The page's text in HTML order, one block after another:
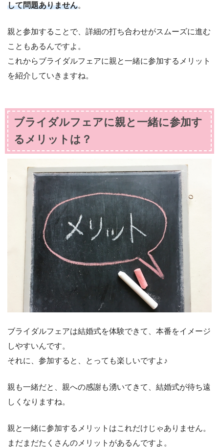
して問題ありません。
親と参加することで、詳細の打ち合わせがスムーズに進む
こともあるんですよ。
これからブライダルフェアに親と一緒に参加するメリット
を紹介していきますね。
ブライダルフェアに親と一緒に参加す
るメリットは？
ブライダルフェアは結婚式を体験できて、本番をイメージ
しやすいんです。
それに、参加すると、とっても楽しいですよ♪
親も一緒だと、親への感謝も湧いてきて、結婚式が待ち遠
しくなりますね。
親と一緒に参加するメリットはこれだけじゃありません。
まだまだたくさんのメリットがあるんですよ。